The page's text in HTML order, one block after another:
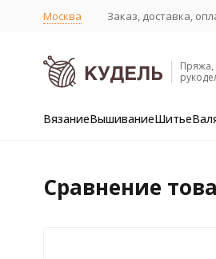
Москва Заказ, доставка,
Пряжа,
ВязаниеВышиваниеШитье
Сравнение